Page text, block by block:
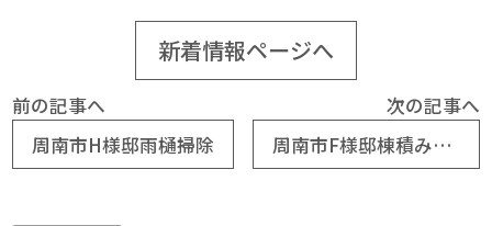
新着情報ページへ
前の記事へ
周南市H様邸雨樋掃除
次の記事へ
周南市F様邸棟積み直し工事